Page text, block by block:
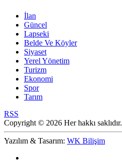
İlan
Güncel
Lapseki
Belde Ve Köyler
Siyaset
Yerel Yönetim
Turizm
Ekonomi
Spor
Tarım
RSS
Copyright © 2026 Her hakkı saklıdır.
Yazılım & Tasarım: WK Bilişim